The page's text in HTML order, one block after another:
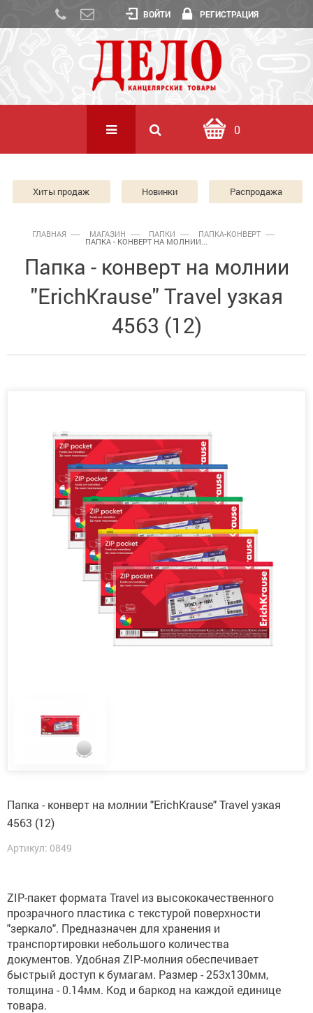
ВОЙТИ РЕГИСТРАЦИЯ
0
Хиты продаж Новинки Распродажа
ГЛАВНАЯ МАГАЗИН ПАПКИ ПАПКА-КОНВЕРТ
ПАПКА - КОНВЕРТ НА МОЛНИИ...
Папка - конверт на молнии
"ErichKrause" Travel узкая
4563 (12)
Папка - конверт на молнии "ErichKrause" Travel узкая
4563 (12)
Артикул: 0849
ZIP-пакет формата Travel из высококачественного
прозрачного пластика с текстурой поверхности
"зеркало". Предназначен для хранения и
транспортировки небольшого количества
документов. Удобная ZIP-молния обеспечивает
быстрый доступ к бумагам. Размер - 253х130мм,
толщина - 0.14мм. Код и баркод на каждой единице
товара.